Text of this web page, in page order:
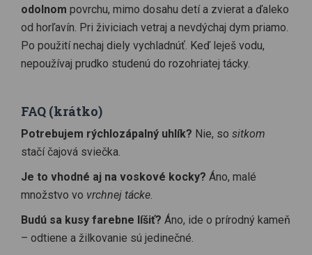
odolnom povrchu, mimo dosahu detí a zvierat a ďaleko
od horľavín. Pri živiciach vetraj a nevdýchaj dym priamo.
Po použití nechaj diely vychladnúť. Keď leješ vodu,
nepoužívaj prudko studenú do rozohriatej tácky.
FAQ (krátko)
Potrebujem rýchlozápalný uhlík? Nie, so sitkom
stačí čajová sviečka.
Je to vhodné aj na voskové kocky? Áno, malé
množstvo vo vrchnej tácke.
Budú sa kusy farebne líšiť? Áno, ide o prírodný kameň
– odtiene a žilkovanie sú jedinečné.